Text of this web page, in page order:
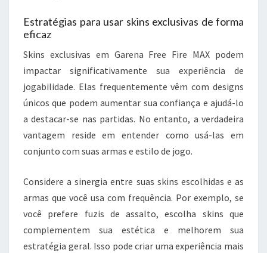
Estratégias para usar skins exclusivas de forma
eficaz
Skins exclusivas em Garena Free Fire MAX podem
impactar significativamente sua experiência de
jogabilidade. Elas frequentemente vêm com designs
únicos que podem aumentar sua confiança e ajudá-lo
a destacar-se nas partidas. No entanto, a verdadeira
vantagem reside em entender como usá-las em
conjunto com suas armas e estilo de jogo.
Considere a sinergia entre suas skins escolhidas e as
armas que você usa com frequência. Por exemplo, se
você prefere fuzis de assalto, escolha skins que
complementem sua estética e melhorem sua
estratégia geral. Isso pode criar uma experiência mais